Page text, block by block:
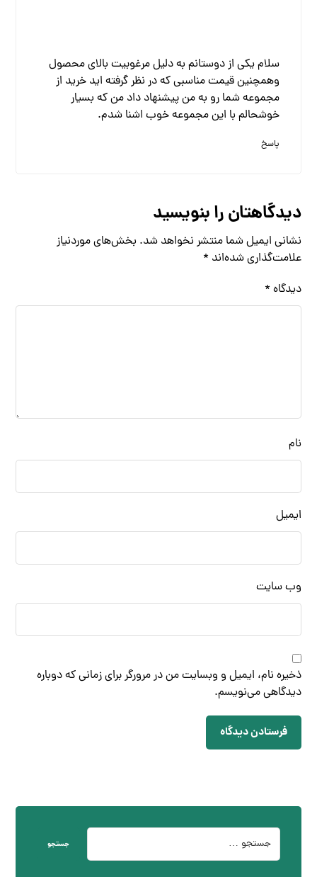
سلام یکی از دوستانم به دلیل مرغوبیت بالای محصول
وهمچنین قیمت مناسبی که در نظر گرفته اید خرید از
مجموعه شما رو به من پیشنهاد داد من که بسیار
خوشحالم با این مجموعه خوب اشنا شدم.
پاسخ
دیدگاهتان را بنویسید
نشانی ایمیل شما منتشر نخواهد شد. بخش‌های موردنیاز
علامت‌گذاری شده‌اند *
دیدگاه *
نام
ایمیل
وب‌ سایت
ذخیره نام، ایمیل و وبسایت من در مرورگر برای زمانی که دوباره
دیدگاهی می‌نویسم.
فرستادن دیدگاه
جستجو